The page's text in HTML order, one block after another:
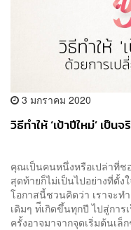
3 มกราคม 2020
วิธีทำให้ ‘เป้าปีใหม่’ เป็
คุณเป็นคนหนึ่งหรือเปล่าที่ช
สุดท้ายก็ไม่เป็นไปอย่างที่ตั้
โอกาสนี้ชวนคิดว่า เราจะท
เดิมๆ ท่ีเกิดขึ้นทุกปี ไปสู่การ
ครั้งอาจมาจากจุดเริ่มต้นเ